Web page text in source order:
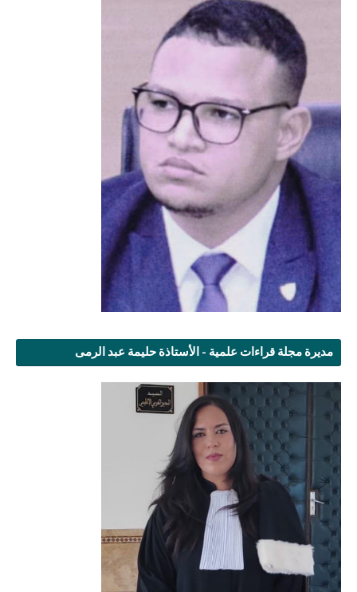
مديرة مجلة قراءات علمية - الأستاذة حليمة عبد الرمى